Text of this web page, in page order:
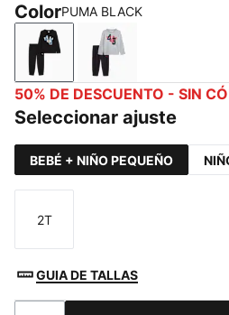
ColorPUMA BLACK
PUMA BLACKLIGHT HEATHER
50% DE DESCUENTO - SIN
Seleccionar ajuste
BEBÉ + NIÑO PEQUEÑO
Talla
2T
GUIA DE TALLAS